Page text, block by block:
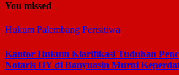
You missed
Hukum Palembang Perisitiwa
Kantor Hukum Klarifikasi Tuduhan
Notaris HY di Banyuasin Murni